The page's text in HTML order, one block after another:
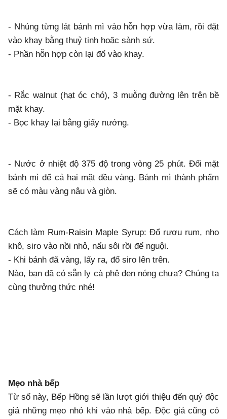
- Nhúng từng lát bánh mì vào hỗn hợp vừa làm, rồi đặt
vào khay bằng thuỷ tinh hoặc sành sứ.
- Phần hỗn hợp còn lại đổ vào khay.
- Rắc walnut (hạt óc chó), 3 muỗng đường lên trên bề
mặt khay.
- Bọc khay lại bằng giấy nướng.
- Nước ở nhiệt độ 375 độ trong vòng 25 phút. Đổi mặt
bánh mì để cả hai mặt đều vàng. Bánh mì thành phẩm
sẽ có màu vàng nâu và giòn.
Cách làm Rum-Raisin Maple Syrup: Đổ rượu rum, nho
khô, siro vào nồi nhỏ, nấu sôi rồi để nguội.
- Khi bánh đã vàng, lấy ra, đổ siro lên trên.
Nào, bạn đã có sẵn ly cà phê đen nóng chưa? Chúng ta
cùng thưởng thức nhé!
Mẹo nhà bếp
Từ số này, Bếp Hồng sẽ lần lượt giới thiệu đến quý độc
giả những mẹo nhỏ khi vào nhà bếp. Độc giả cũng có